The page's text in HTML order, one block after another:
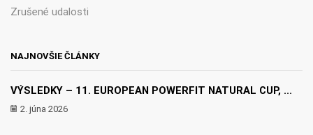
Zrušené udalosti
NAJNOVŠIE ČLÁNKY
VÝSLEDKY – 11. EUROPEAN POWERFIT NATURAL CUP, ...
2. júna 2026